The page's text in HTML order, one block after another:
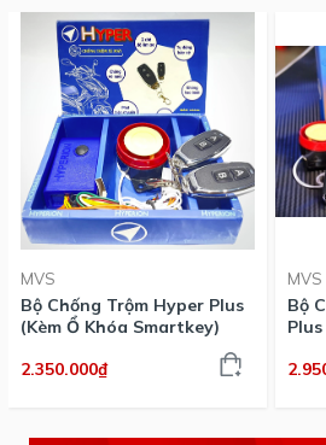
MVS
Bộ Chống Trộm Hyper Plus
(Kèm Ổ Khóa Smartkey)
2.350.000₫
MVS
Bộ